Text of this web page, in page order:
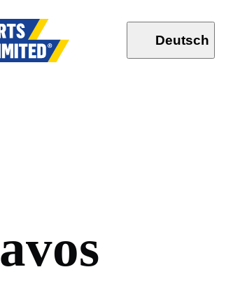
Deutsch
avos